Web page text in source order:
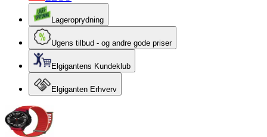
Lageroprydning
Ugens tilbud - og andre gode priser
Elgigantens Kundeklub
Elgiganten Erhverv